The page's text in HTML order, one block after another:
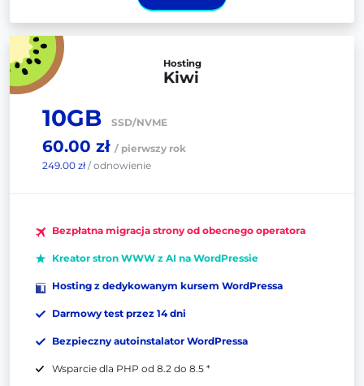
Hosting
Kiwi
10GB SSD/NVME
60.00 zł / pierwszy rok
249.00 zł/ odnowienie
Bezpłatna migracja strony od obecnego operatora
Kreator stron WWW z AI na WordPressie
Hosting z dedykowanym kursem WordPressa
Darmowy test przez 14 dni
Bezpieczny autoinstalator WordPressa
Wsparcie dla PHP od 8.2 do 8.5 *